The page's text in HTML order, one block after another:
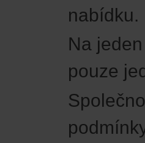
nabídku.
Na
pouze